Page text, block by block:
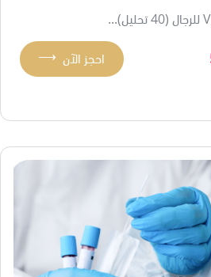
⟶ احجز الآن